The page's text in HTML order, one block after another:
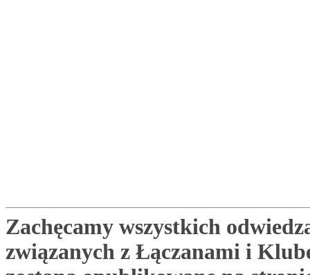
Zachęcamy wszystkich
związanych z Łączanami i